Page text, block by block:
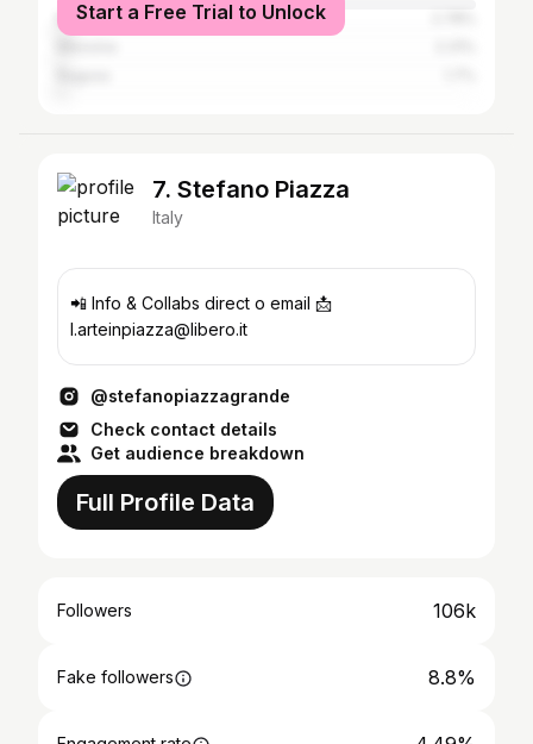
Milan
Start a Free Trial to Unlock
7. Stefano Piazza
Italy
📲 Info & Collabs direct o email 📩
l.arteinpiazza@libero.it
@stefanopiazzagrande
Check contact details
Get audience breakdown
Full Profile Data
Followers 106k
Fake followers 8.8%